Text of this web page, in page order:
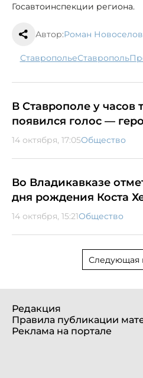
Госавтоинспекции региона.
Автор:Роман Новоселов
Ставрополье Ставрополь
В Ставрополе у часов
появился голос —
14 октября, 17:05Общество
Во Владикавказе
дня рождения Коста
14 октября, 15:21Общество
Следующая
Редакция
Правила публикации
Реклама на портале